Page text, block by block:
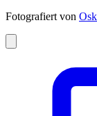
Fotografiert von